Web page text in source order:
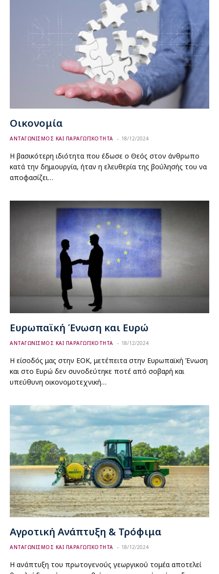
Οικονομία
ΑΝΤΑΓΩΝΙΣΜΟΣ ΚΑΙ ΠΑΡΑΓΩΓΙΚΟΤΗΤΑ 18/12/2024
Η βασικότερη ιδιότητα που έδωσε ο Θεός στον άνθρωπο
κατά την δημιουργία, ήταν η ελευθερία της βούλησής του να
αποφασίζει…
Ευρωπαϊκή Ένωση και Ευρώ
ΑΝΤΑΓΩΝΙΣΜΟΣ ΚΑΙ ΠΑΡΑΓΩΓΙΚΟΤΗΤΑ 18/12/2024
Η είσοδός μας στην ΕΟΚ, μετέπειτα στην Ευρωπαϊκή Ένωση
και στο Ευρώ δεν συνοδεύτηκε ποτέ από σοβαρή και
υπεύθυνη οικονομοτεχνική…
Αγροτική Ανάπτυξη & Τρόφιμα
ΑΝΤΑΓΩΝΙΣΜΟΣ ΚΑΙ ΠΑΡΑΓΩΓΙΚΟΤΗΤΑ 18/12/2024
Η ανάπτυξη του πρωτογενούς γεωργικού τομέα αποτελεί